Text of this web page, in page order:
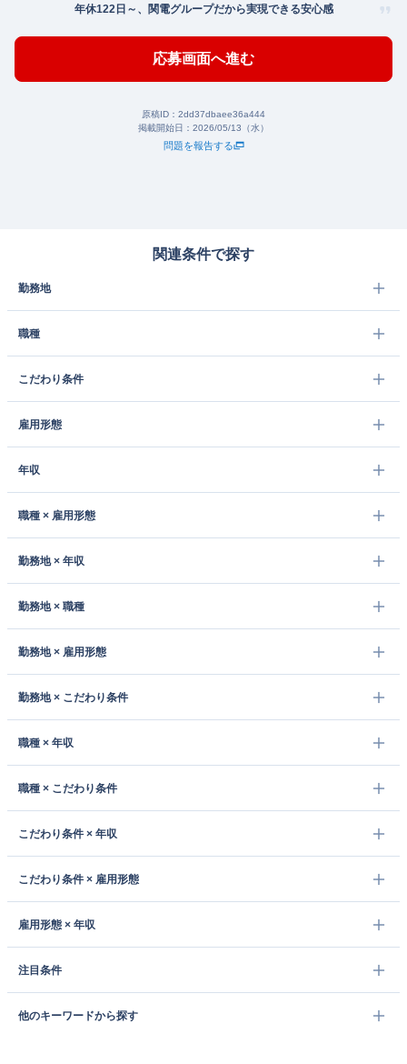
年休122日～、関電グループだから実現できる安心感
応募画面へ進む
原稿ID： 2dd37dbaee36a444
掲載開始日： 2026/05/13（水）
問題を報告する
関連条件で探す
勤務地
職種
こだわり条件
雇用形態
年収
職種 × 雇用形態
勤務地 × 年収
勤務地 × 職種
勤務地 × 雇用形態
勤務地 × こだわり条件
職種 × 年収
職種 × こだわり条件
こだわり条件 × 年収
こだわり条件 × 雇用形態
雇用形態 × 年収
注目条件
他のキーワードから探す